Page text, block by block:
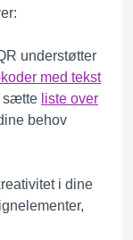
understøtter
med tekst
sætte liste over
behov
i dine